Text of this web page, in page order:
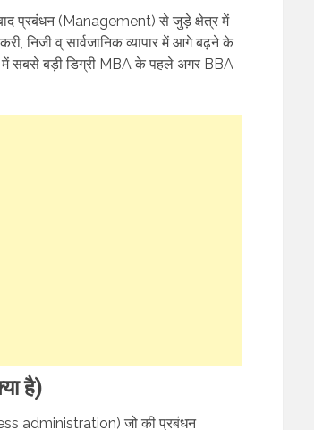
प्रबंधन (Management) से जुड़े क्षेत्र में
निजी व् सार्वजानिक व्यापार में आगे बढ़ने के
सबसे बड़ी डिग्री MBA के पहले अगर BBA
है)
administration) जो की प्रबंधन